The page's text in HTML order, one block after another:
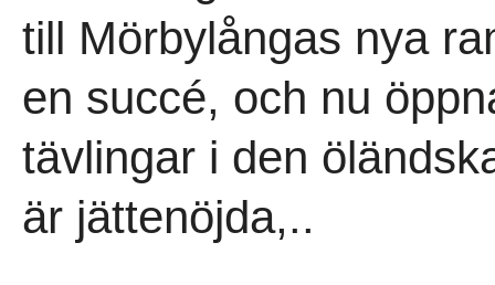
till Mörbylångas nya
en succé, och nu
tävlingar i den
är jättenöjda,..